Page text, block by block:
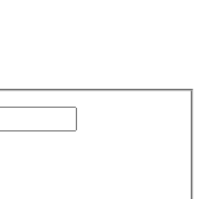
Обязательные поля